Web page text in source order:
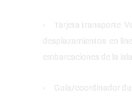
Tarjeta transporte
desplazamientos en
embarcaciones de la isla
Guía/coordinador